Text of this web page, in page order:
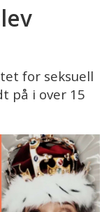
for seksuell
på i over 15